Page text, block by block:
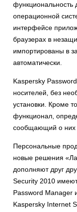
функциональность
операционной
интерфейсе
браузерах в
импортированы в
автоматически.
Kaspersky
носителей, без
установки. Кроме
функционал,
сообщающий о них
Персональные
новые решения
дополняют друг
Security 2010
Password Manager
Kaspersky Internet